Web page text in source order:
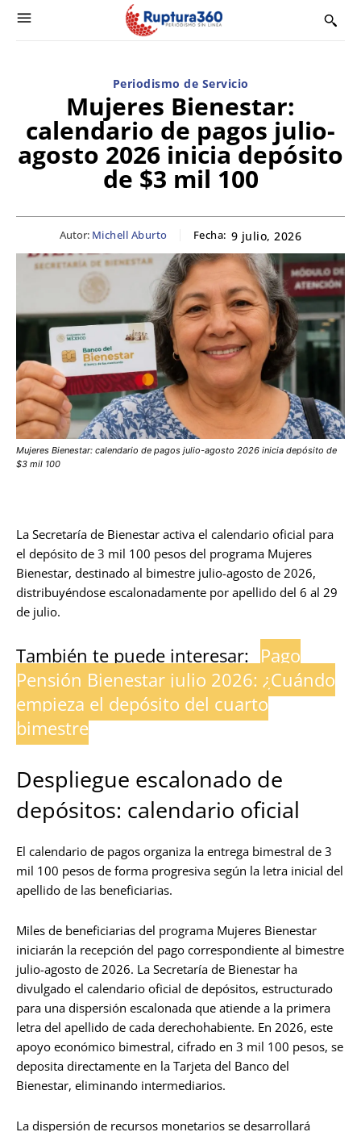
Periodismo de Servicio
Mujeres Bienestar:
calendario de pagos julio-
agosto 2026 inicia depósito
de $3 mil 100
Autor: Michell Aburto Fecha: 9 julio, 2026
Mujeres Bienestar: calendario de pagos julio-agosto 2026 inicia depósito de
$3 mil 100
La Secretaría de Bienestar activa el calendario oficial para
el depósito de 3 mil 100 pesos del programa Mujeres
Bienestar, destinado al bimestre julio-agosto de 2026,
distribuyéndose escalonadamente por apellido del 6 al 29
de julio.
También te puede interesar: Pago
Pensión Bienestar julio 2026: ¿Cuándo
empieza el depósito del cuarto
bimestre
Despliegue escalonado de
depósitos: calendario oficial
El calendario de pagos organiza la entrega bimestral de 3
mil 100 pesos de forma progresiva según la letra inicial del
apellido de las beneficiarias.
Miles de beneficiarias del programa Mujeres Bienestar
iniciarán la recepción del pago correspondiente al bimestre
julio-agosto de 2026. La Secretaría de Bienestar ha
divulgado el calendario oficial de depósitos, estructurado
para una dispersión escalonada que atiende a la primera
letra del apellido de cada derechohabiente. En 2026, este
apoyo económico bimestral, cifrado en 3 mil 100 pesos, se
deposita directamente en la Tarjeta del Banco del
Bienestar, eliminando intermediarios.
La dispersión de recursos monetarios se desarrollará